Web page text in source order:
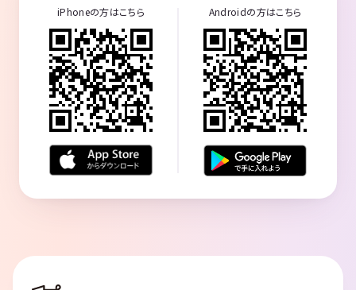
iPhoneの方はこちら Androidの方はこちら